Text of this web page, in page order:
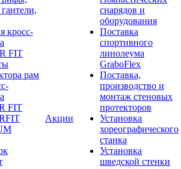
кросс-
FIT
рам
FIT
Акции
снарядов и
оборудования
Поставка
спортивного
линолеума
GraboFlex
Поставка,
производство и
монтаж стеновых
протекторов
Установка
хореографического
станка
Установка
шведской стенки